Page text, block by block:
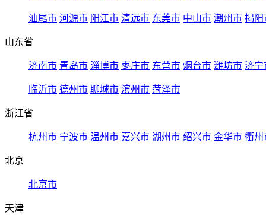
汕尾市 河源市 阳江市 清远市 东莞市 中山市 潮州市 揭阳
山东省
济南市 青岛市 淄博市 枣庄市 东营市 烟台市 潍坊市 济宁
临沂市 德州市 聊城市 滨州市 菏泽市
浙江省
杭州市 宁波市 温州市 嘉兴市 湖州市 绍兴市 金华市 衢州
北京
北京市
天津